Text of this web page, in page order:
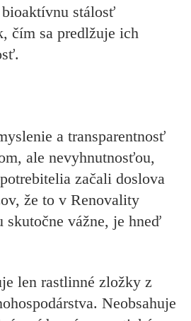
stálosť
čím sa predlžuje ich
a transparentnosť
ale nevyhnutnosťou,
začali doslova
že to v Renovality
skutočne vážne, je hneď
len rastlinné zložky z
. Neobsahuje